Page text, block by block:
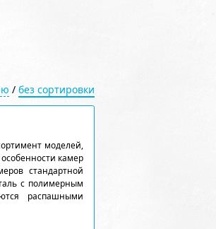
/ без сортировки
моделей,
камер
стандартной
с полимерным
распашными